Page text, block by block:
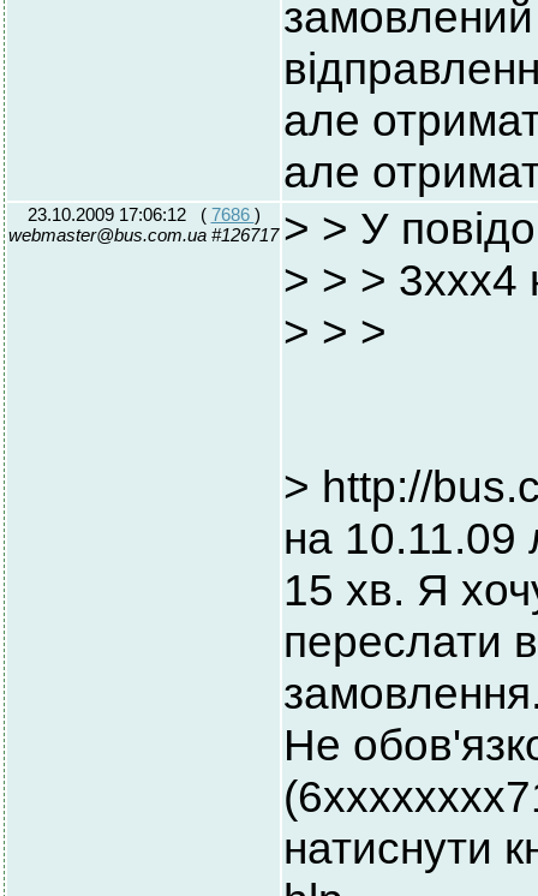
замовлений
але
але
23.10.2009 17:06:12 ( 7686 )
webmaster@bus.com.ua #126717 > > У
> > > 3ххх4
> > >
> http://
на 10.11.09
15 хв. Я
переслати
Не
натиснути